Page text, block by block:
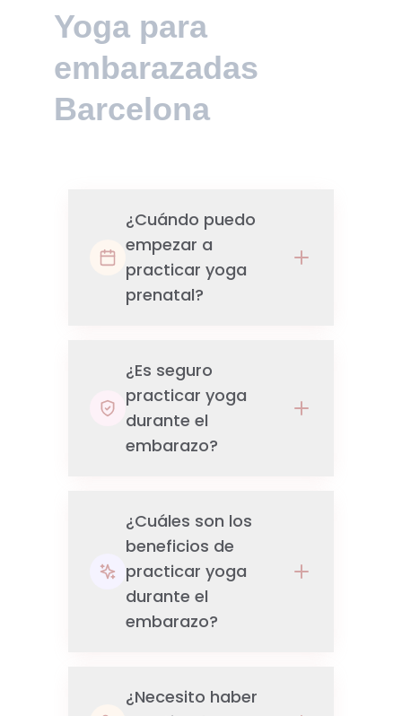
Yoga para
embarazadas
Barcelona